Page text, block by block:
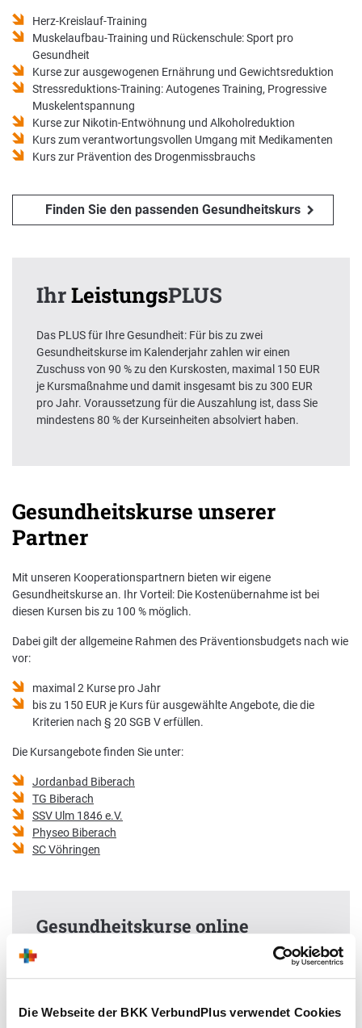
Die Webseite der BKK VerbundPlus verwendet Cookies
Presse
Herz-Kreislauf-Training
Muskelaufbau-Training und Rückenschule: Sport pro
Gesundheit
Kurse zur ausgewogenen Ernährung und Gewichtsreduktion
Stressreduktions-Training: Autogenes Training, Progressive
Muskelentspannung
Kurse zur Nikotin-Entwöhnung und Alkoholreduktion
Kurs zum verantwortungsvollen Umgang mit Medikamenten
Kurs zur Prävention des Drogenmissbrauchs
Finden Sie den passenden Gesundheitskurs
IhrLeistungsPLUS
Das PLUS für Ihre Gesundheit: Für bis zu zwei
Gesundheitskurse im Kalenderjahr zahlen wir einen
Zuschuss von 90 % zu den Kurskosten, maximal 150 EUR
je Kursmaßnahme und damit insgesamt bis zu 300 EUR
pro Jahr. Voraussetzung für die Auszahlung ist, dass Sie
mindestens 80 % der Kurseinheiten absolviert haben.
Gesundheitskurse unserer
Partner
Mit unseren Kooperationspartnern bieten wir eigene
Gesundheitskurse an. Ihr Vorteil: Die Kostenübernahme ist bei
diesen Kursen bis zu 100 % möglich.
Dabei gilt der allgemeine Rahmen des Präventionsbudgets nach wie
vor:
maximal 2 Kurse pro Jahr
bis zu 150 EUR je Kurs für ausgewählte Angebote, die die
Kriterien nach § 20 SGB V erfüllen.
Die Kursangebote finden Sie unter:
Jordanbad Biberach
TG Biberach
SSV Ulm 1846 e.V.
Physeo Biberach
SC Vöhringen
Gesundheitskurse online
Ob mehr Bewegung, gesunde Ernährung oder weniger
Stress – in unserem Kursprogramm bieten wir Ihnen
übernehmen wir zu 100 %.